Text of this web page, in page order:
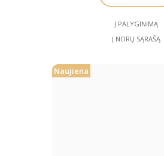
Į PALYGINIMĄ
Į NORŲ SĄRAŠĄ
Naujiena